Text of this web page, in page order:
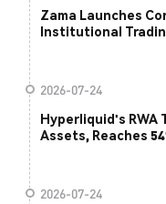
Zama Launches
Institutional
2026-07-24
Hyperliquid's RWA
Assets, Reaches
2026-07-24